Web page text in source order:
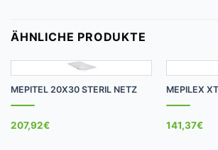
ÄHNLICHE PRODUKTE
MEPITEL 20X30 STERIL NETZ
207,92€
MEPILEX
141,37€